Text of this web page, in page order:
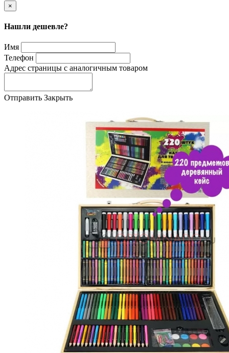
×
Нашли дешевле?
Имя
Телефон
Адрес страницы с аналогичным товаром
Отправить Закрыть